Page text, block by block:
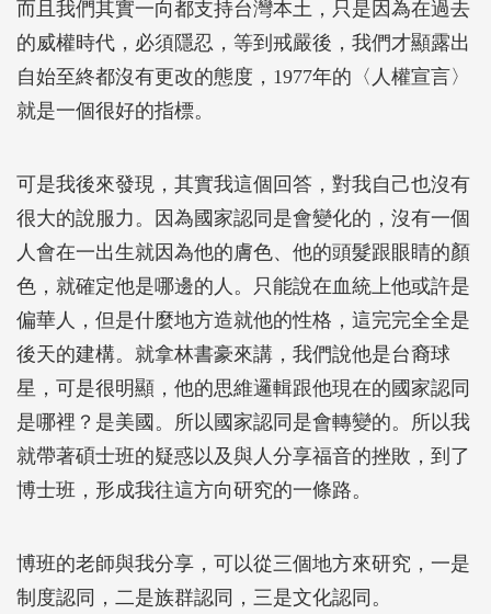
而且我們其實一向都支持台灣本土，只是因為在過去
的威權時代，必須隱忍，等到戒嚴後，我們才顯露出
自始至終都沒有更改的態度，1977年的〈人權宣言〉
就是一個很好的指標。
可是我後來發現，其實我這個回答，對我自己也沒有
很大的說服力。因為國家認同是會變化的，沒有一個
人會在一出生就因為他的膚色、他的頭髮跟眼睛的顏
色，就確定他是哪邊的人。只能說在血統上他或許是
偏華人，但是什麼地方造就他的性格，這完完全全是
後天的建構。就拿林書豪來講，我們說他是台裔球
星，可是很明顯，他的思維邏輯跟他現在的國家認同
是哪裡？是美國。所以國家認同是會轉變的。所以我
就帶著碩士班的疑惑以及與人分享福音的挫敗，到了
博士班，形成我往這方向研究的一條路。
博班的老師與我分享，可以從三個地方來研究，一是
制度認同，二是族群認同，三是文化認同。